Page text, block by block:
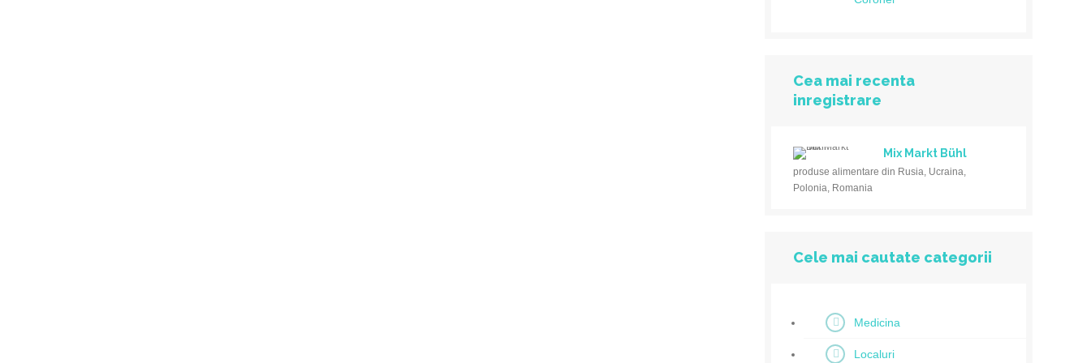
Cea mai recenta
inregistrare
Mix Markt Bühl
produse alimentare din Rusia, Ucraina,
Polonia, Romania
Cele mai cautate categorii
Medicina
Localuri